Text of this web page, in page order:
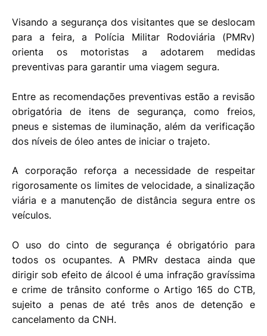
Visando a segurança dos visitantes que se deslocam
para a feira, a Polícia Militar Rodoviária (PMRv)
orienta os motoristas a adotarem medidas
preventivas para garantir uma viagem segura.
Entre as recomendações preventivas estão a revisão
obrigatória de itens de segurança, como freios,
pneus e sistemas de iluminação, além da verificação
dos níveis de óleo antes de iniciar o trajeto.
A corporação reforça a necessidade de respeitar
rigorosamente os limites de velocidade, a sinalização
viária e a manutenção de distância segura entre os
veículos.
O uso do cinto de segurança é obrigatório para
todos os ocupantes. A PMRv destaca ainda que
dirigir sob efeito de álcool é uma infração gravíssima
e crime de trânsito conforme o Artigo 165 do CTB,
sujeito a penas de até três anos de detenção e
cancelamento da CNH.